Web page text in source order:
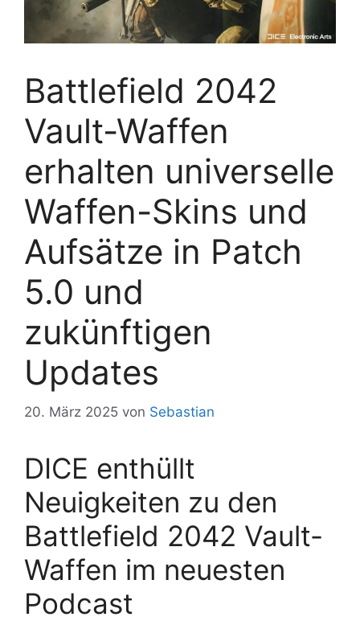
Battlefield 2042
Vault-Waffen
erhalten universelle
Waffen-Skins und
Aufsätze in Patch
5.0 und
zukünftigen
Updates
20. März 2025 von Sebastian
DICE enthüllt
Neuigkeiten zu den
Battlefield 2042 Vault-
Waffen im neuesten
Podcast